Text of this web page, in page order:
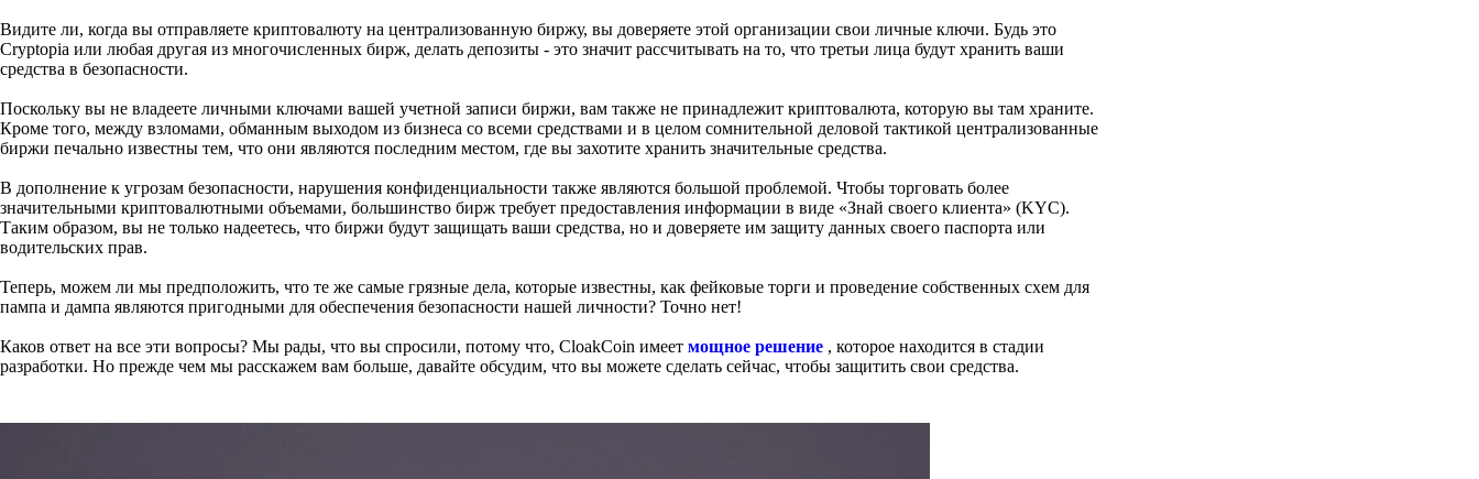
Видите ли, когда вы отправляете криптовалюту на централизованную биржу, вы доверяете этой организации свои личные ключи. Будь это
Cryptopia или любая другая из многочисленных бирж, делать депозиты - это значит рассчитывать на то, что третьи лица будут хранить ваши
средства в безопасности.
Поскольку вы не владеете личными ключами вашей учетной записи биржи, вам также не принадлежит криптовалюта, которую вы там храните.
Кроме того, между взломами, обманным выходом из бизнеса со всеми средствами и в целом сомнительной деловой тактикой централизованные
биржи печально известны тем, что они являются последним местом, где вы захотите хранить значительные средства.
В дополнение к угрозам безопасности, нарушения конфиденциальности также являются большой проблемой. Чтобы торговать более
значительными криптовалютными объемами, большинство бирж требует предоставления информации в виде «Знай своего клиента» (KYC).
Таким образом, вы не только надеетесь, что биржи будут защищать ваши средства, но и доверяете им защиту данных своего паспорта или
водительских прав.
Теперь, можем ли мы предположить, что те же самые грязные дела, которые известны, как фейковые торги и проведение собственных схем для
пампа и дампа являются пригодными для обеспечения безопасности нашей личности? Точно нет!
Каков ответ на все эти вопросы? Мы рады, что вы спросили, потому что, CloakCoin имеет мощное решение , которое находится в стадии
разработки. Но прежде чем мы расскажем вам больше, давайте обсудим, что вы можете сделать сейчас, чтобы защитить свои средства.